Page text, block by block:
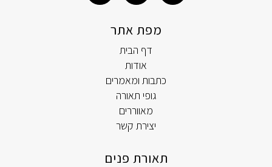
מפת אתר
דף הבית
אודות
כתבות ומאמרים
גופי תאורה
מאווררים
יצירת קשר
תאורת פנים